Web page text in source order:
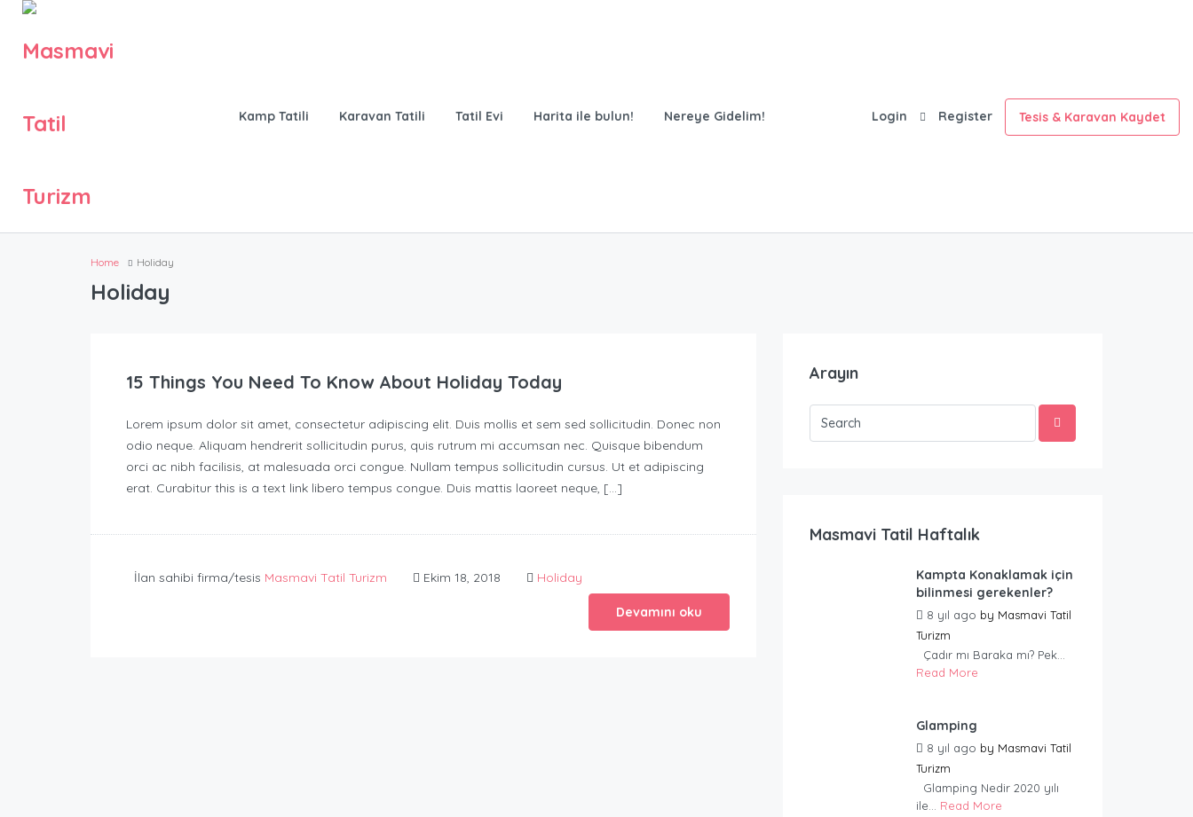
Kamp Tatili Karavan Tatili Tatil Evi Harita ile bulun! Nereye Gidelim! Login Register Tesis & Karavan Kaydet
Home Holiday
Holiday
15 Things You Need To Know About Holiday Today
Lorem ipsum dolor sit amet, consectetur adipiscing elit. Duis mollis et sem sed sollicitudin. Donec non
odio neque. Aliquam hendrerit sollicitudin purus, quis rutrum mi accumsan nec. Quisque bibendum
orci ac nibh facilisis, at malesuada orci congue. Nullam tempus sollicitudin cursus. Ut et adipiscing
erat. Curabitur this is a text link libero tempus congue. Duis mattis laoreet neque, […]
İlan sahibi firma/tesis Masmavi Tatil Turizm Ekim 18, 2018 Holiday
Devamını oku
Arayın
Masmavi Tatil Haftalık
Kampta Konaklamak için
bilinmesi gerekenler?
8 yıl ago by Masmavi Tatil
Turizm
Çadır mı Baraka mı? Pek...
Read More
Glamping
8 yıl ago by Masmavi Tatil
Turizm
Glamping Nedir 2020 yılı
ile... Read More